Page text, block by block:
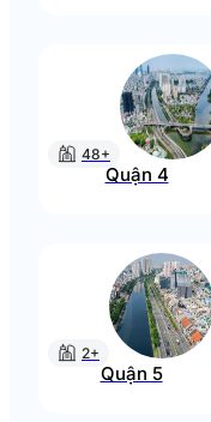
48+
Quận 4
2+
Quận 5